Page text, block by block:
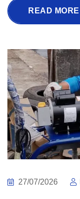
READ MORE
27/07/2026